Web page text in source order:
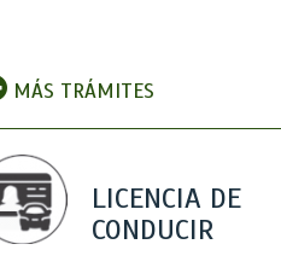
MÁS TRÁMITES
LICENCIA DE
CONDUCIR